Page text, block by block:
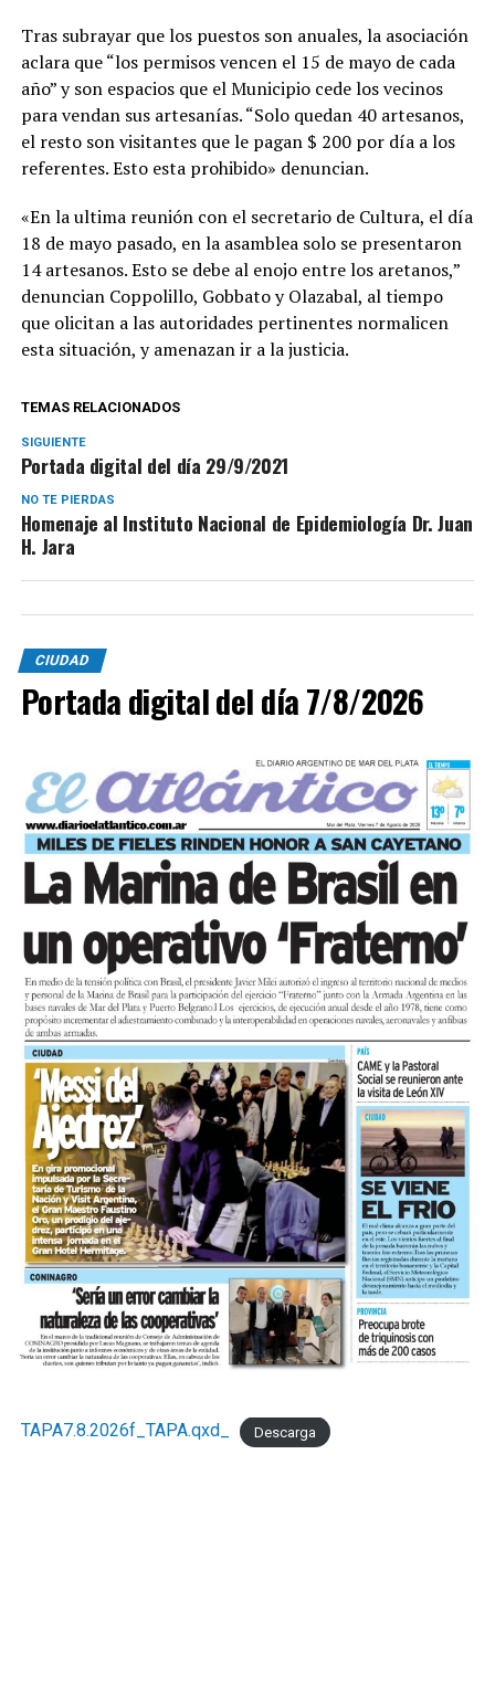
Tras subrayar que los puestos son anuales, la asociación
aclara que “los permisos vencen el 15 de mayo de cada
año” y son espacios que el Municipio cede los vecinos
para vendan sus artesanías. “Solo quedan 40 artesanos,
el resto son visitantes que le pagan $ 200 por día a los
referentes. Esto esta prohibido» denuncian.
«En la ultima reunión con el secretario de Cultura, el día
18 de mayo pasado, en la asamblea solo se presentaron
14 artesanos. Esto se debe al enojo entre los aretanos,”
denuncian Coppolillo, Gobbato y Olazabal, al tiempo
que olicitan a las autoridades pertinentes normalicen
esta situación, y amenazan ir a la justicia.
TEMAS RELACIONADOS
SIGUIENTE
Portada digital del día 29/9/2021
NO TE PIERDAS
Homenaje al Instituto Nacional de Epidemiología Dr. Juan
H. Jara
CIUDAD
Portada digital del día 7/8/2026
TAPA7.8.2026f_TAPA.qxd_ Descarga